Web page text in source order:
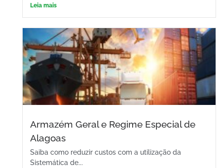
Leia mais
Armazém Geral e Regime Especial de
Alagoas
Saiba como reduzir custos com a utilização da
Sistemática de...